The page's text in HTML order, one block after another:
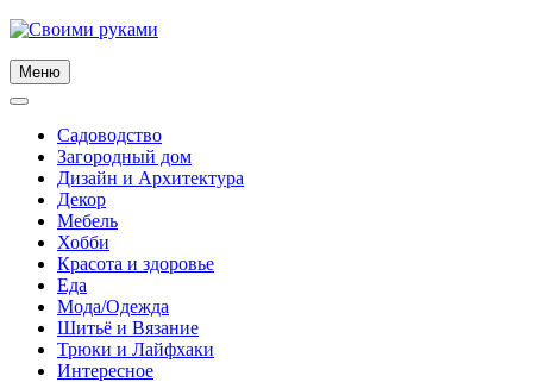
Skip
content
Меню
Садоводство
Загородный дом
Дизайн и Архитектура
Декор
Мебель
Хобби
Красота и здоровье
Еда
Мода/Одежда
Шитьё и Вязание
Трюки и Лайфхаки
Интересное